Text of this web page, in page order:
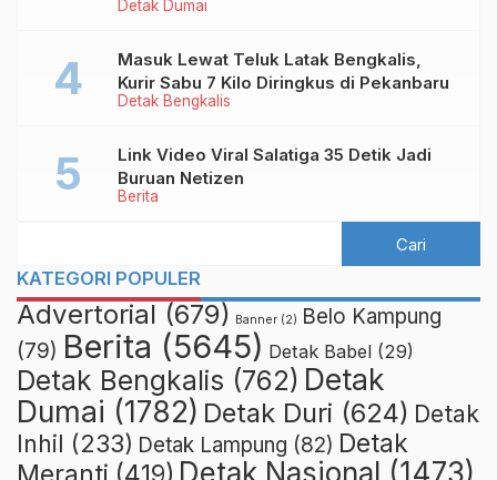
Detak Dumai
Puluhan Pasangan Mesum
Detak Bengkalis
Masuk Lewat Teluk Latak Bengkalis,
Kurir Sabu 7 Kilo Diringkus di Pekanbaru
Berita
Link Video Viral Salatiga 35 Detik Jadi
Buruan Netizen
KATEGORI POPULER
Advertorial (679) Banner (2) Belo Kampung
(79) Berita (5645) Detak Babel (29)
Detak Bengkalis (762) Detak
Dumai (1782) Detak Duri (624) Detak
Inhil (233) Detak Lampung (82) Detak
Detak Nasional (1473)